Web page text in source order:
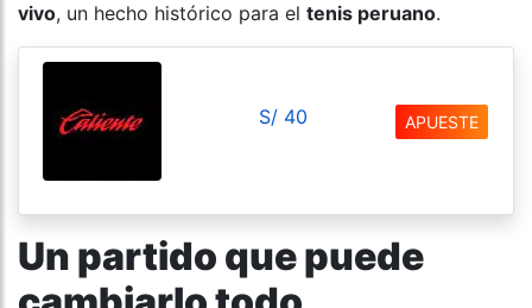
vivo, un hecho histórico para el tenis peruano.
S/ 40 APUESTE
Un partido que puede